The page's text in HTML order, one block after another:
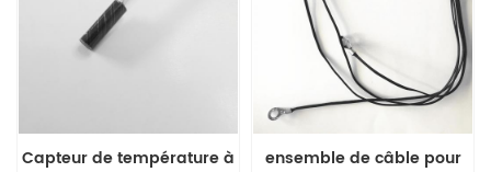
Capteur de température à
ensemble de câble pour